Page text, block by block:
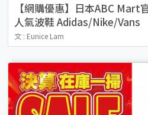
【網購優惠】日本ABC Mart
人氣波鞋 Adidas/Nike/Vans
文 : Eunice Lam